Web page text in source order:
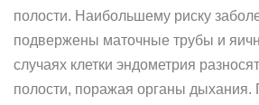
полости. Наибольшему риску
подвержены маточные трубы и
случаях клетки эндометрия
полости, поражая органы дыхания.